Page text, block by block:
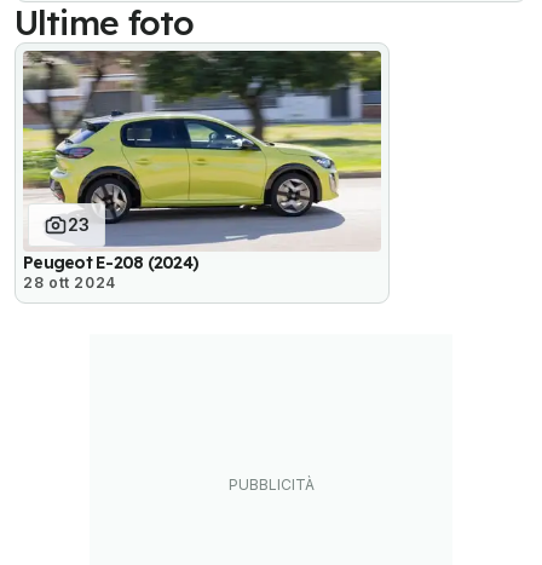
Ultime foto
23
Peugeot E-208 (2024)
28 ott 2024